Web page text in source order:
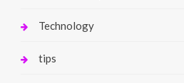
Technology
tips